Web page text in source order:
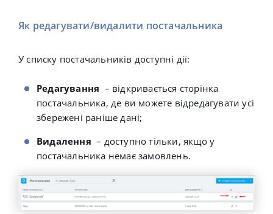
Як редагувати/видалити постачальника
У списку постачальників доступні дії:
Редагування – відкривається сторінка
постачальника, де ви можете відредагувати усі
збережені раніше дані;
Видалення – доступно тільки, якщо у
постачальника немає замовлень.